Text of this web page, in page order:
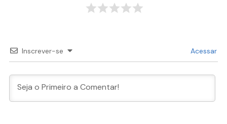
Inscrever-se Acessar